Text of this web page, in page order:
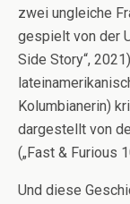
zwei ungleiche
gespielt von der
Side Story“,
Kolumbianerin)
dargestellt von
(„Fast & Furious
Und diese